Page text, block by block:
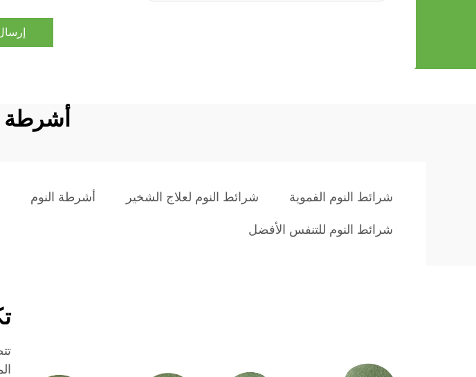
أشرطة
شرائط النوم الفموية شرائط النوم لعلاج الشخير أشرطة النوم
شرائط النوم للتنفس الأفضل